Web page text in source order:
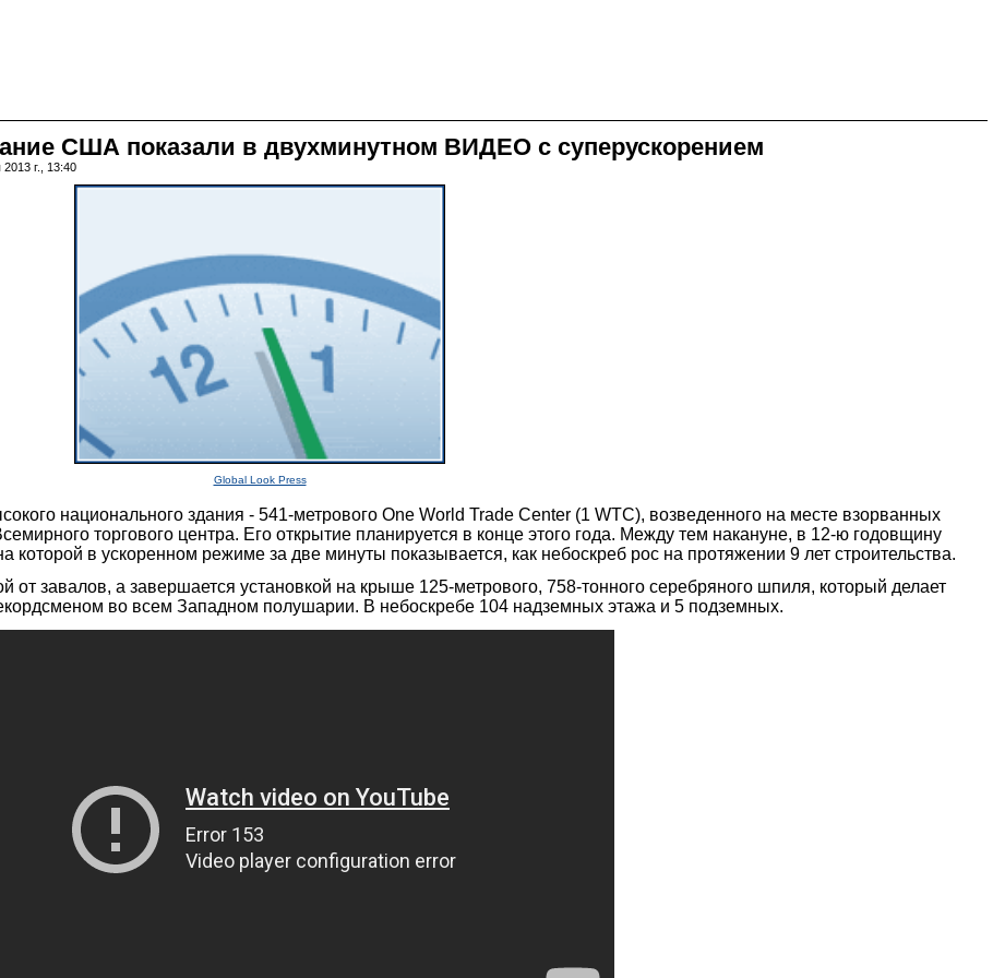
США показали в двухминутном ВИДЕО с суперускорением
г., 13:40
Global Look Press
национального здания - 541-метрового One World Trade Center (1 WTC), возведенного на месте взорванных
торгового центра. Его открытие планируется в конце этого года. Между тем накануне, в 12-ю годовщину
в ускоренном режиме за две минуты показывается, как небоскреб рос на протяжении 9 лет строительства.
от завалов, а завершается установкой на крыше 125-метрового, 758-тонного серебряного шпиля, который делает
во всем Западном полушарии. В небоскребе 104 надземных этажа и 5 подземных.